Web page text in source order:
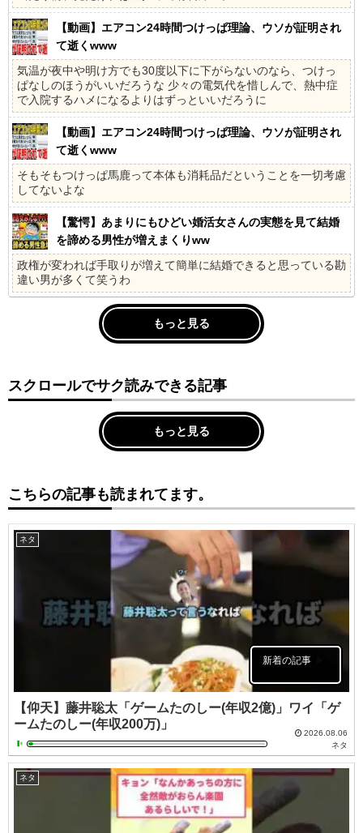
【動画】エアコン24時間つけっぱ理論、ウソが証明され
て逝くwww
気温が夜中や明け方でも30度以下に下がらないのなら、つけっ
ぱなしのほうがいいだろうな 少々の電気代を惜しんで、熱中症
で入院するハメになるよりはずっといいだろうに
【動画】エアコン24時間つけっぱ理論、ウソが証明され
て逝くwww
そもそもつけっぱ馬鹿って本体も消耗品だということを一切考慮
してないよな
【驚愕】あまりにもひどい婚活女さんの実態を見て結婚
を諦める男性が増えまくりww
政権が変われば手取りが増えて簡単に結婚できると思っている勘
違い男が多くて笑うわ
もっと見る
スクロールでサク読みできる記事
もっと見る
こちらの記事も読まれてます。
ネタ
新着の記事
【仰天】藤井聡太「ゲームたのしー(年収2億)」ワイ「ゲ
ームたのしー(年収200万)」
2026.08.06
ネタ
ネタ